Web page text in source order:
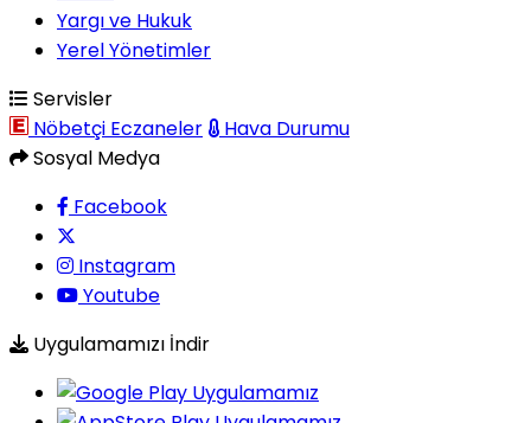
Yargı ve Hukuk
Yerel Yönetimler
Servisler
Nöbetçi Eczaneler
Hava Durumu
Sosyal Medya
Facebook
Instagram
Youtube
Uygulamamızı İndir